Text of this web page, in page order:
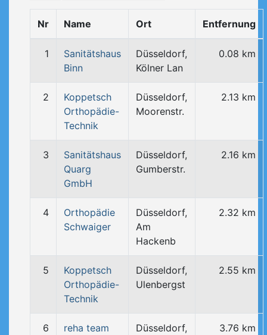
Nr Name Ort Entfernung
1
Sanitätshaus
Binn
Düsseldorf,
Kölner Lan
0.08 km
2
Koppetsch
Orthopädie-
Technik
Düsseldorf,
Moorenstr.
2.13 km
3
Sanitätshaus
Quarg
GmbH
Düsseldorf,
Gumberstr.
2.16 km
4
Orthopädie
Schwaiger
Düsseldorf,
Am
Hackenb
2.32 km
5
Koppetsch
Orthopädie-
Technik
Düsseldorf,
Ulenbergst
2.55 km
6
reha team
Düsseldorf,
3.76 km